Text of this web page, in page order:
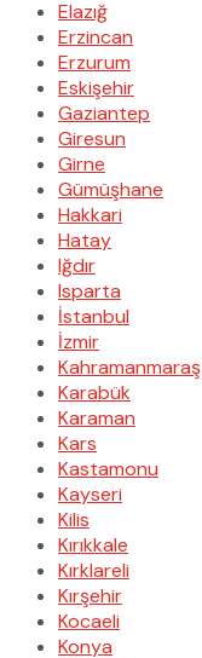
Elazığ
Erzincan
Erzurum
Eskişehir
Gaziantep
Giresun
Girne
Gümüşhane
Hakkari
Hatay
Iğdır
Isparta
İstanbul
İzmir
Kahramanmaraş
Karabük
Karaman
Kars
Kastamonu
Kayseri
Kilis
Kırıkkale
Kırklareli
Kırşehir
Kocaeli
Konya